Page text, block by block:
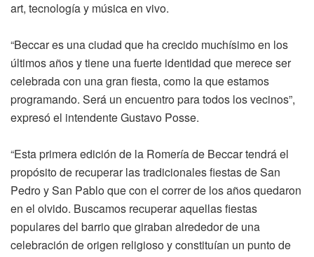
art, tecnología y música en vivo.
“Beccar es una ciudad que ha crecido muchísimo en los
últimos años y tiene una fuerte identidad que merece ser
celebrada con una gran fiesta, como la que estamos
programando. Será un encuentro para todos los vecinos”,
expresó el intendente Gustavo Posse.
“Esta primera edición de la Romería de Beccar tendrá el
propósito de recuperar las tradicionales fiestas de San
Pedro y San Pablo que con el correr de los años quedaron
en el olvido. Buscamos recuperar aquellas fiestas
populares del barrio que giraban alrededor de una
celebración de origen religioso y constituían un punto de